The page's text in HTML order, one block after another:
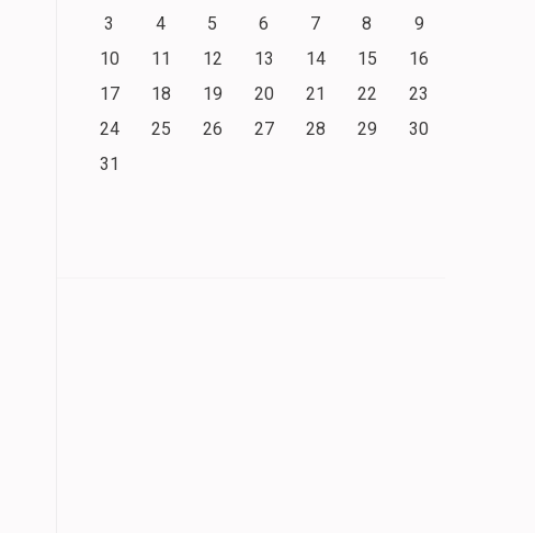
3
4 5 6 7 8
9
10
11 12 13 14 15
16
17
18 19 20 21 22
23
24
25 26 27 28 29
30
31